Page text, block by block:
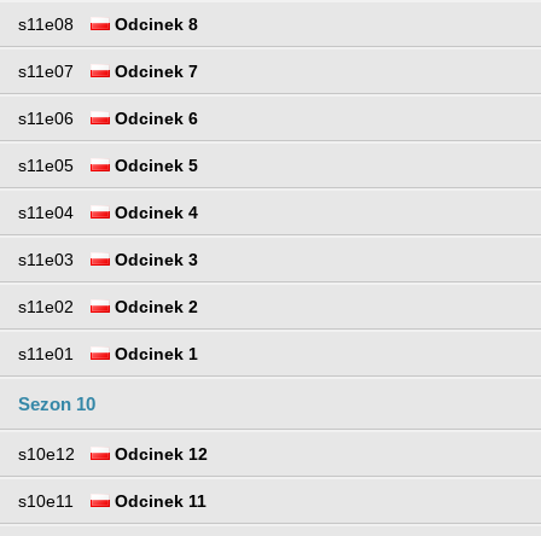
s11e08 Odcinek 8
s11e07 Odcinek 7
s11e06 Odcinek 6
s11e05 Odcinek 5
s11e04 Odcinek 4
s11e03 Odcinek 3
s11e02 Odcinek 2
s11e01 Odcinek 1
Sezon 10
s10e12 Odcinek 12
s10e11 Odcinek 11